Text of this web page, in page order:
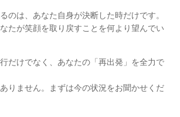
のは、あなた自身が決断した時だけです。
たが笑顔を取り戻すことを何より望んでい
だけでなく、あなたの「再出発」を全力で
りません。まずは今の状況をお聞かせくだ